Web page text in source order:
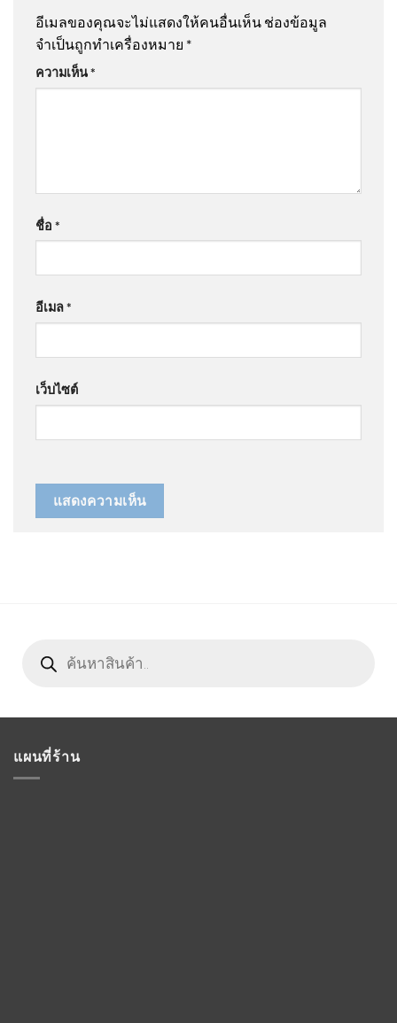
อีเมลของคุณจะไม่แสดงให้คนอื่นเห็น ช่องข้อมูล
จำเป็นถูกทำเครื่องหมาย *
ความเห็น*
ชื่อ *
อีเมล*
เว็บไซต์
search
แผนที่ร้าน